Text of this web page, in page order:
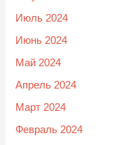
Июль 2024
Июнь 2024
Май 2024
Апрель 2024
Март 2024
Февраль 2024